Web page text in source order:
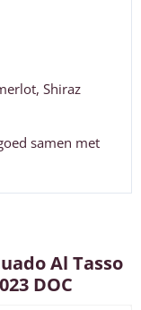
Shiraz
samen met
Al Tasso
DOC